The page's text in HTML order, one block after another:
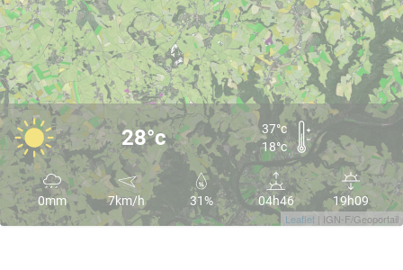
Leaflet | IGN-F/Geoportail
28°c
37°c
18°c
0mm 7km/h 31% 04h46 19h09